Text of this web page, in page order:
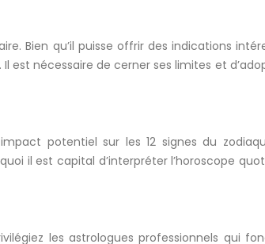
Bien qu’il puisse offrir des indications
nécessaire de cerner ses limites et
potentiel sur les 12 signes du
il est capital d’interpréter l’horoscope
les astrologues professionnels qui